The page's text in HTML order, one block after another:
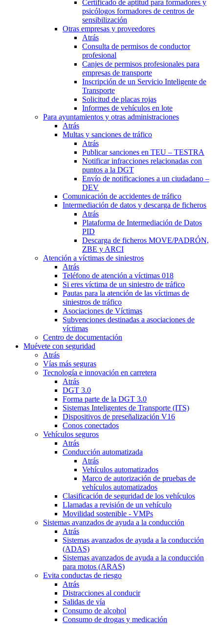
Certificado de aptitud para formadores y
psicólogos formadores de centros de
sensibilización
Otras empresas y proveedores
Atrás
Consulta de permisos de conductor
profesional
Canjes de permisos profesionales para
empresas de transporte
Inscripción de un Servicio Inteligente de
Transporte
Solicitud de placas rojas
Informes de vehículos en lote
Para ayuntamientos y otras administraciones
Atrás
Multas y sanciones de tráfico
Atrás
Publicar sanciones en TEU – TESTRA
Notificar infracciones relacionadas con
puntos a la DGT
Envío de notificaciones a un ciudadano –
DEV
Comunicación de accidentes de tráfico
Intermediación de datos y descarga de ficheros
Atrás
Plataforma de Intermediación de Datos
PID
Descarga de ficheros MOVE/PADRÓN,
ZBE y ARCI
Atención a víctimas de siniestros
Atrás
Teléfono de atención a víctimas 018
Si eres víctima de un siniestro de tráfico
Pautas para la atención de las víctimas de
siniestros de tráfico
Asociaciones de Víctimas
Subvenciones destinadas a asociaciones de
víctimas
Centro de documentación
Muévete con seguridad
Atrás
Vías más seguras
Tecnología e innovación en carretera
Atrás
DGT 3.0
Forma parte de la DGT 3.0
Sistemas Inteligentes de Transporte (ITS)
Dispositivos de preseñalización V16
Conos conectados
Vehículos seguros
Atrás
Conducción automatizada
Atrás
Vehículos automatizados
Marco de autorización de pruebas de
vehículos automatizados
Clasificación de seguridad de los vehículos
Llamadas a revisión de un vehículo
Movilidad sostenible - VMPs
Sistemas avanzados de ayuda a la conducción
Atrás
Sistemas avanzados de ayuda a la conducción
(ADAS)
Sistemas avanzados de ayuda a la conducción
para motos (ARAS)
Evita conductas de riesgo
Atrás
Distracciones al conducir
Salidas de vía
Consumo de alcohol
Consumo de drogas y medicación